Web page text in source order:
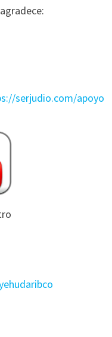
serjudio.com/apoyo